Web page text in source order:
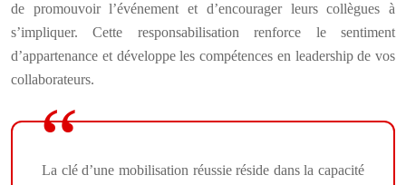
de promouvoir l’événement et d’encourager leurs collègues à
s’impliquer. Cette responsabilisation renforce le sentiment
d’appartenance et développe les compétences en leadership de vos
collaborateurs.
La clé d’une mobilisation réussie réside dans la capacité